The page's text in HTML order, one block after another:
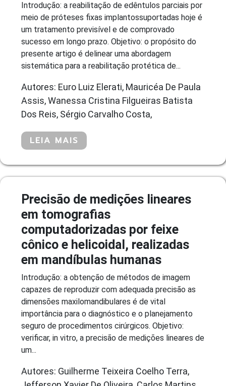
Introdução: a reabilitação de edêntulos parciais por
meio de próteses fixas implantossuportadas hoje é
um tratamento previsível e de comprovado
sucesso em longo prazo. Objetivo: o propósito do
presente artigo é delinear uma abordagem
sistemática para a reabilitação protética de...
Autores: Euro Luiz Elerati, Mauricéa De Paula
Assis, Wanessa Cristina Filgueiras Batista
Dos Reis, Sérgio Carvalho Costa,
LEIA MAIS
Precisão de medições lineares
em tomografias
computadorizadas por feixe
cônico e helicoidal, realizadas
em mandíbulas humanas
Introdução: a obtenção de métodos de imagem
capazes de reproduzir com adequada precisão as
dimensões maxilomandibulares é de vital
importância para o diagnóstico e o planejamento
seguro de procedimentos cirúrgicos. Objetivo:
verificar, in vitro, a precisão de medições lineares de
um...
Autores: Guilherme Teixeira Coelho Terra,